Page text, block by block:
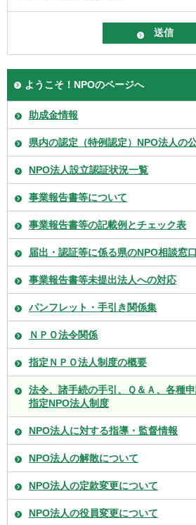
ようこそ！NPOのページへ
助成金情報
県内の認定（特例認定）NPO法人の
NPO法人設立認証状況一覧
事業報告書等について
事業報告書等の記載例とチェック表
届出・認証等に係る県のNPO相談窓
事業報告書等未提出法人への対応
パンフレット・手引き関係集
ＮＰＯ法令関係
指定ＮＰＯ法人制度の概要
法令、諸手続の手引、Ｑ＆Ａ、各種
指定NPO法人制度
NPO法人に対する指導・監督情報
NPO法人の解散について
NPO法人の定款変更について
NPO法人の役員変更について